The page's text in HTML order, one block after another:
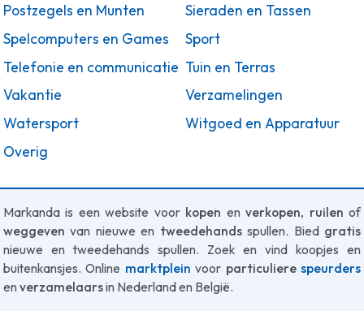
Postzegels en Munten
Sieraden en Tassen
Spelcomputers en Games
Sport
Telefonie en communicatie Tuin en Terras
Vakantie
Verzamelingen
Watersport
Witgoed en Apparatuur
Overig
Markanda is een website voor kopen enverkopen, ruilen of
weggeven van nieuwe en tweedehandsspullen. Bied gratis
nieuwe en tweedehands spullen. Zoek en vind koopjes en
buitenkansjes. Online marktplein voor particulierespeurders
en verzamelaarsin Nederland en België.